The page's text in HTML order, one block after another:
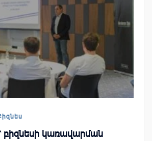
բիզնեսի կառավարման